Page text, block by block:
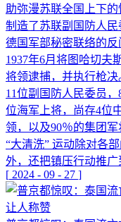
助弥漫苏联全国上下的
制造了苏联副国防人
德国军部秘密联络的
1937年6月将图哈切夫
将领逮捕，并执行枪
11位副国防人民委员
位海军上将，尚存4位
领，以及90％的集团军
“大清洗” 运动除对各
外，还把镇压行动推
[ 2024 - 09 - 27 ]